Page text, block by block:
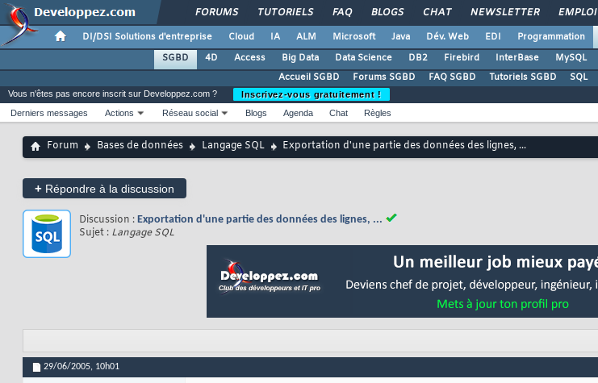
FORUMS TUTORIELS FAQ BLOGS CHAT NEWSLETTER EMPLOI
DI/DSI Solutions d'entreprise Cloud IA ALM Microsoft Java Dév. Web EDI Programmation
SGBD
4D Access Big Data Data Science DB2 Firebird InterBase MySQL
Accueil SGBD
Forums SGBD FAQ SGBD Tutoriels SGBD SQL
Vous n'êtes pas encore inscrit sur Developpez.com ?
Inscrivez-vous gratuitement !
Derniers messages
Actions Réseau social Blogs Agenda Chat Règles
Forum Bases de données Langage SQL Exportation d'une partie des données des lignes, ...
+ Répondre à la discussion
Discussion : Exportation d'une partie des données des lignes, ...
Sujet : Langage SQL
29/06/2005, 10h01